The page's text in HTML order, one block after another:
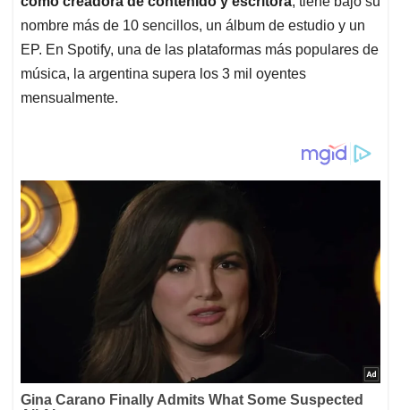
nombre más de 10 sencillos, un álbum de estudio y un
EP. En Spotify, una de las plataformas más populares de
música, la argentina supera los 3 mil oyentes
mensualmente.